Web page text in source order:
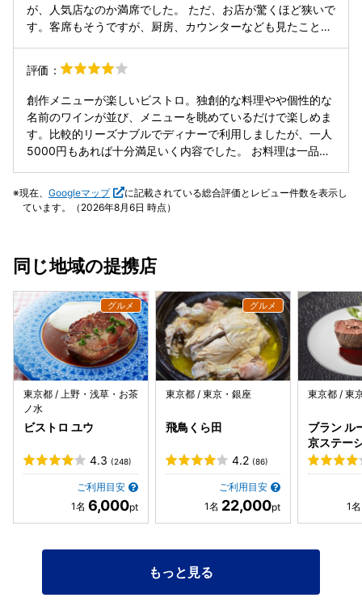
が、人気店なのか満席でした。 ただ、お店が驚くほど狭いで
す。客席もそうですが、厨房、カウンターなども見たことが
最初は狭さとカウンターの椅子が合わずに非常に居心地が悪
かったです。 創作おでんなので、普通のおでんが好きな方は
合わないかもです。正直、おでんはどれも後付けで乗せてい
るだけで、普通のおでんが割高になっているだけに感じまし
た。オシャレではありますが。 しかし、思いもよらず、焼き
鳥が美味しかったです。特につくねとモモは見た目も味も良
かったです。 2軒目や軽く飲むなら良いですが、腰を据えて
せてもらいます。
評価：
創作メニューが楽しいビストロ。独創的な料理やや個性的な
名前のワインが並び、メニューを眺めているだけで楽しめま
す。比較的リーズナブルでディナーで利用しましたが、一人
5000円もあれば十分満足いく内容でした。 お料理は一品一
す。そのためか、料理のオーダーストップが着席後1時間と
せわしなく、その点は落ち着かない感じです。 また今回はカ
す。
現在、 Googleマップ
に記載されている総合評価とレビュー件数を表示し
ています。（2026年8月6日 時点）
同じ地域の提携店
東京都 / 上野・浅草・お茶
ノ水
ビストロ ユウ
4.3 (248)
ご利用目安
6,000
東京都 / 東京・銀座
飛鳥くら田
4.2 (86)
ご利用目安
22,000
東京都 / 東
ブラン ル
京ステー
内）
もっと見る